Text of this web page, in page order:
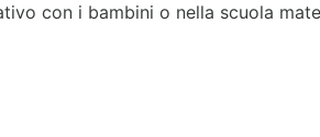
con i bambini o nella scuola